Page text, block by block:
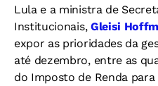
Lula e a ministra de
Institucionais, Gleisi
expor as prioridades da
até dezembro, entre as
do Imposto de Renda